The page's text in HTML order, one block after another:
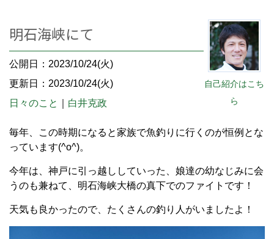
自己紹介はこち
ら
明石海峡にて
公開日：2023/10/24(火)
更新日：2023/10/24(火)
日々のこと
白井克政
毎年、この時期になると家族で魚釣りに行くのが恒例とな
っています(^o^)。
今年は、神戸に引っ越ししていった、娘達の幼なじみに会
うのも兼ねて、明石海峡大橋の真下でのファイトです！
天気も良かったので、たくさんの釣り人がいましたよ！